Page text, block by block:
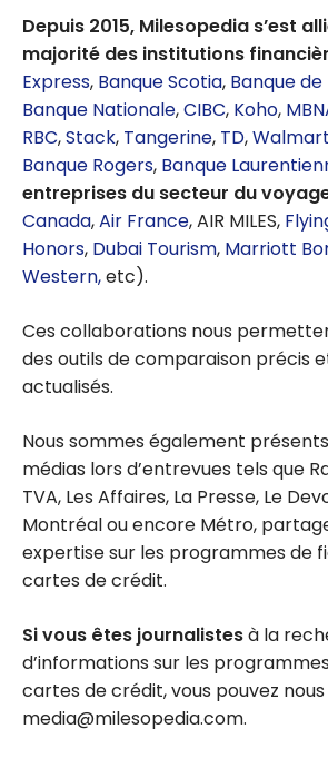
Depuis 2015, Milesopedia s’est
majorité des institutions
Express, Banque Scotia, Banque
Banque Nationale,CIBC, Koho,
RBC,Stack, Tangerine, TD,
Banque Rogers, Banque
entreprises du secteur du
Canada,Air France, AIR MILES,
Honors, Dubai Tourism, Marriott
Western,etc).
Ces collaborations nous
des outils de comparaison précis
actualisés.
Nous sommes également
médias lors d’entrevues tels que
TVA, Les Affaires, La Presse, Le
Montréal ou encore Métro,
expertise sur les programmes de
cartes de crédit.
Si vous êtes journalistesà la
d’informations sur les
cartes de crédit, vous pouvez
media@milesopedia.com.